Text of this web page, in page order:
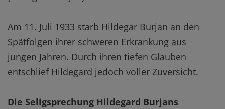
Am 11. Juli 1933 starb Hildegar Burjan an den
Spätfolgen ihrer schweren Erkrankung aus
jungen Jahren. Durch ihren tiefen Glauben
entschlief Hildegard jedoch voller Zuversicht.
Die Seligsprechung Hildegard Burjans